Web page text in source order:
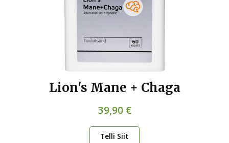
Lion's Mane + Chaga
39,90 €
Telli Siit